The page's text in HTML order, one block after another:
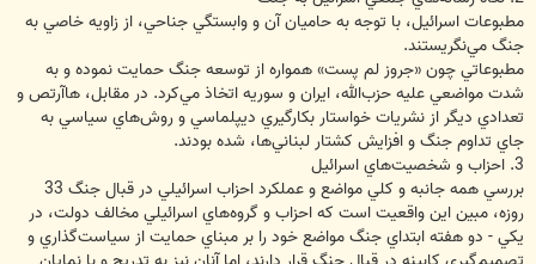
مطبوعات اسرائيل، با توجه به حاميان آن و وابستگي جناحي، از زاويه خاصي به
جنگ مي‌نگريستند.
مطبوعاتي چون «جروز لم پست» همواره از توسعه جنگ حمايت نموده و به
شدت مواضعي عليه حزب‌الله، ايران و سوريه اتخاذ مي‌كرد. در مقابل، هاآرتص و
تعدادي ديگر از نشريات خواستار بكارگيري ديپلماسي و روش‌هاي سياسي به
جاي تداوم جنگ و افزايش كشتار لبناني‌ها، شده بودند.
3. احزاب و شخصيت‌هاي اسرائيل
بررسي همه جانبه و كلي مواضع و عملكرد احزاب اسرائيلي در قبال جنگ 33
روزه، مبين اين واقعيت است كه احزاب و گروه‌هاي اسرائيلي مخالف دولت، در
يكي - دو هفته ابتداي جنگ مواضع خود را بر مبناي حمايت از سياست‌گذاري و